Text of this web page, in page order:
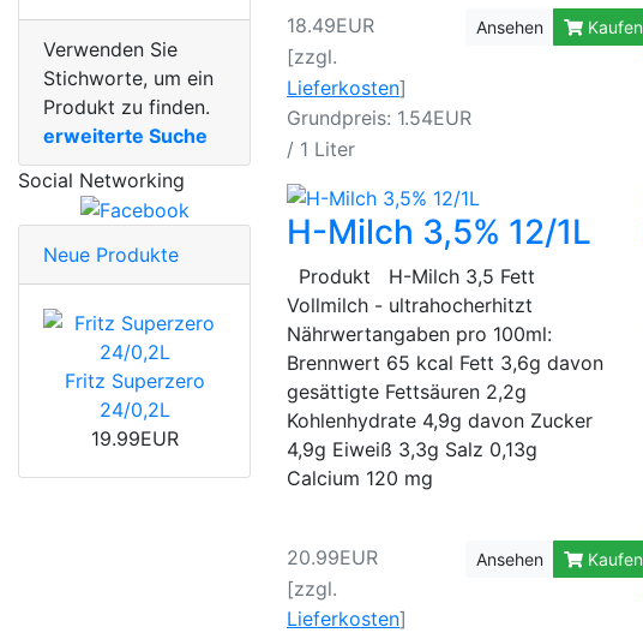
18.49EUR
[zzgl.
Lieferkosten]
Grundpreis: 1.54EUR
/ 1 Liter
Ansehen Kaufen
H-Milch 3,5% 12/1L
Produkt H-Milch 3,5 Fett
Vollmilch - ultrahocherhitzt
Nährwertangaben pro 100ml:
Brennwert 65 kcal Fett 3,6g davon
gesättigte Fettsäuren 2,2g
Kohlenhydrate 4,9g davon Zucker
4,9g Eiweiß 3,3g Salz 0,13g
Calcium 120 mg
20.99EUR
[zzgl.
Lieferkosten]
Ansehen Kaufen
Verwenden Sie
Stichworte, um ein
Produkt zu finden.
erweiterte Suche
Social Networking
Neue Produkte
Fritz Superzero
24/0,2L
19.99EUR